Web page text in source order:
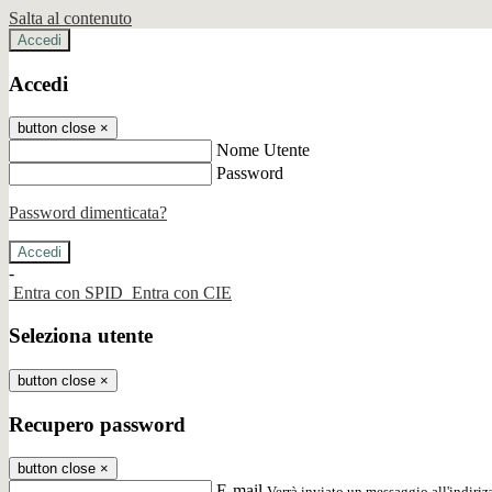
Salta al contenuto
Accedi
Accedi
button close ×
Nome Utente
Password
Password dimenticata?
-
Entra con SPID Entra con CIE
Seleziona utente
button close ×
Recupero password
button close ×